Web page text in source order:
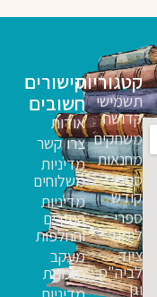
קטגוריות
תשמישי
קדושה
משחקים
מחנאות
ספרי
קודש
ספרי
לימוד
ציוד
לביה"ס
וגן
קישורים
חשובים
אודות
צרו קשר
מדיניות
משלוחים
מדיניות
החזרים
והחלפות
מעקב
הזמנות